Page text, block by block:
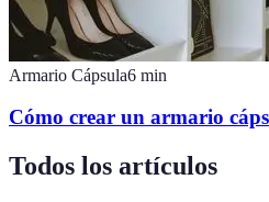
Armario Cápsula6 min
Cómo crear un armario
Todos los artículos